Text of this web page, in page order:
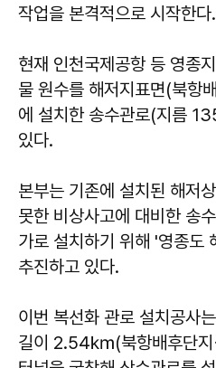
작업을 본격적으로 시작한다.
현재 인천국제공항 등 영종
물 원수를 해저지표면(북항
에 설치한 송수관로(지름
있다.
본부는 기존에 설치된 해저
못한 비상사고에 대비한 송
가로 설치하기 위해 '영종도
추진하고 있다.
이번 복선화 관로 설치공사
길이 2.54㎞(북항배후단지